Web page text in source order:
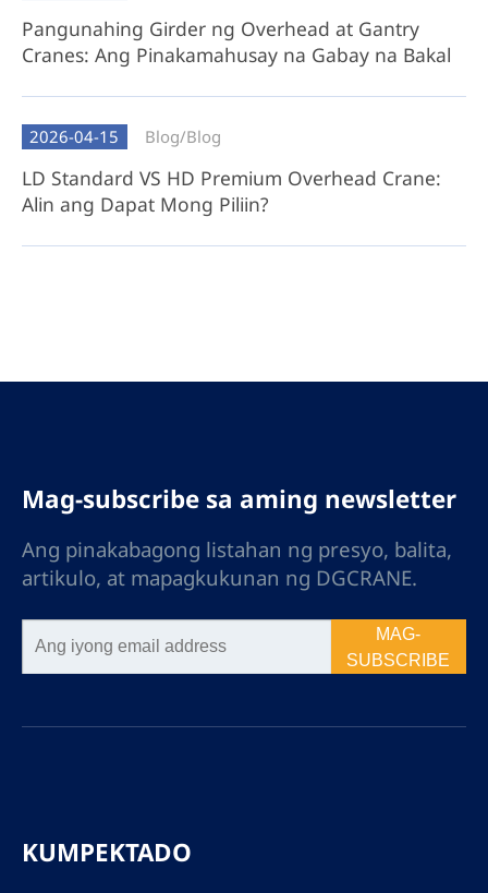
Pinakamahusay Para sa: Mga kliyenteng
inuuna ang kaginhawahan, pagtitipid sa oras,
at walang problemang pag-deploy.
Component Overhead Crane Package
Mga Pagbubukod: Cross girder (na lokal na
kukunin ng kliyente).
Mga Pangunahing Benepisyo:
Pinakamahusay Para sa: Mga kliyenteng may
halaga na may access sa mga lokal na
mapagkukunan ng bakal o mga kakayahan sa
Pangunahing Girder ng Overhead at Gantry
Cranes: Ang Pinakamahusay na Gabay na Bakal
2026-04-15 Blog/Blog
LD Standard VS HD Premium Overhead Crane:
Alin ang Dapat Mong Piliin?
Mag-subscribe sa aming newsletter
Ang pinakabagong listahan ng presyo, balita,
artikulo, at mapagkukunan ng DGCRANE.
MAG-
SUBSCRIBE
KUMPEKTADO